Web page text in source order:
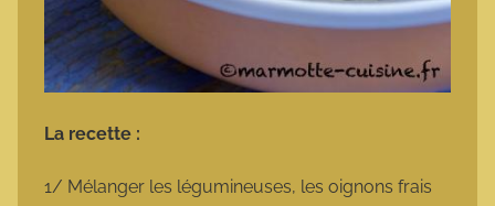
La recette :
1/ Mélanger les légumineuses, les oignons frais